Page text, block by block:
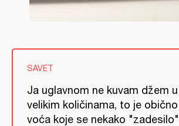
SAVET
Ja uglavnom ne kuvam džem
velikim količinama, to je
voća koje se nekako